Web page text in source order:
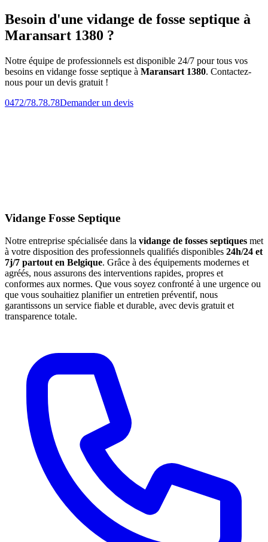
Besoin d'une vidange de fosse septique à
Maransart 1380 ?
Notre équipe de professionnels est disponible 24/7 pour tous vos
besoins en vidange fosse septique à Maransart 1380. Contactez-
nous pour un devis gratuit !
0472/78.78.78Demander un devis
Vidange Fosse Septique
Notre entreprise spécialisée dans la vidange de fosses septiques met
à votre disposition des professionnels qualifiés disponibles 24h/24 et
7j/7 partout en Belgique. Grâce à des équipements modernes et
agréés, nous assurons des interventions rapides, propres et
conformes aux normes. Que vous soyez confronté à une urgence ou
que vous souhaitiez planifier un entretien préventif, nous
garantissons un service fiable et durable, avec devis gratuit et
transparence totale.